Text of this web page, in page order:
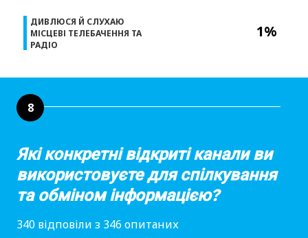
1%
ДИВЛЮСЯ Й СЛУХАЮ
МІСЦЕВІ ТЕЛЕБАЧЕННЯ ТА
РАДІО
8
Які конкретні відкриті канали ви
використовуєте для спілкування
та обміном інформацією?
340 відповіли з 346 опитаних